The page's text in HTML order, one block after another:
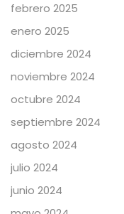
febrero 2025
enero 2025
diciembre 2024
noviembre 2024
octubre 2024
septiembre 2024
agosto 2024
julio 2024
junio 2024